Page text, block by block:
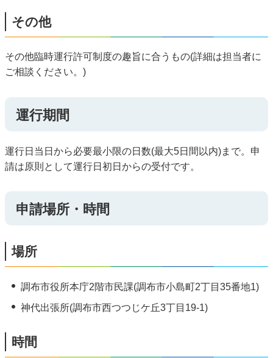
その他
その他臨時運行許可制度の趣旨に合うもの(詳細は担当者に
ご相談ください。)
運行期間
運行日当日から必要最小限の日数(最大5日間以内)まで。申
請は原則として運行日初日からの受付です。
申請場所・時間
場所
調布市役所本庁2階市民課(調布市小島町2丁目35番地1)
神代出張所(調布市西つつじケ丘3丁目19-1)
時間